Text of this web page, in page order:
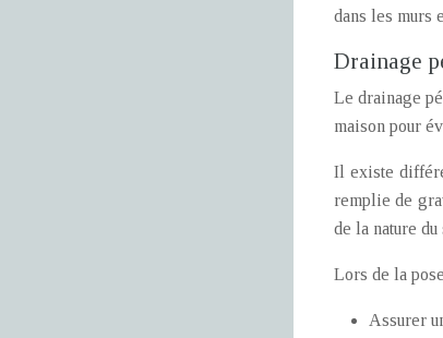
dans les murs
Drainage
Le drainage
maison pour
Il existe
remplie de
de la nature du
Lors de la
Assurer